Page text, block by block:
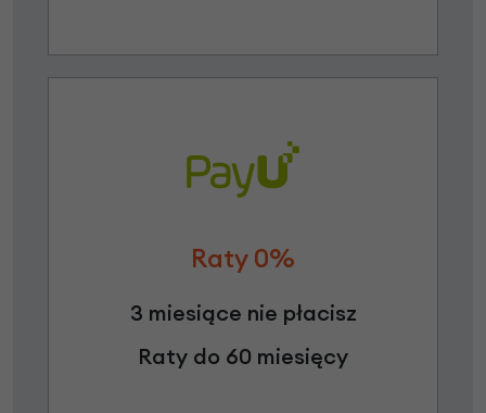
Raty 0%
3 miesiące nie płacisz
Raty do 60 miesięcy